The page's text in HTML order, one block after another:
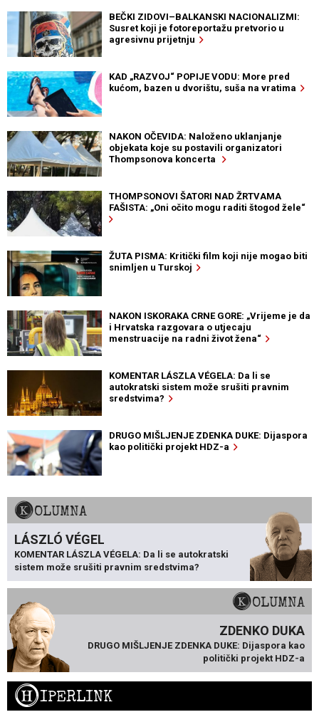
BEČKI ZIDOVI–BALKANSKI NACIONALIZMI:
Susret koji je fotoreportažu pretvorio u
agresivnu prijetnju
KAD „RAZVOJ“ POPIJE VODU: More pred
kućom, bazen u dvorištu, suša na vratima
NAKON OČEVIDA: Naloženo uklanjanje
objekata koje su postavili organizatori
Thompsonova koncerta
THOMPSONOVI ŠATORI NAD ŽRTVAMA
FAŠISTA: „Oni očito mogu raditi štogod žele“
ŽUTA PISMA: Kritički film koji nije mogao biti
snimljen u Turskoj
NAKON ISKORAKA CRNE GORE: „Vrijeme je da
i Hrvatska razgovara o utjecaju
menstruacije na radni život žena“
KOMENTAR LÁSZLA VÉGELA: Da li se
autokratski sistem može srušiti pravnim
sredstvima?
DRUGO MIŠLJENJE ZDENKA DUKE: Dijaspora
kao politički projekt HDZ-a
KOLUMNA
LÁSZLÓ VÉGEL
KOMENTAR LÁSZLA VÉGELA: Da li se autokratski
sistem može srušiti pravnim sredstvima?
KOLUMNA
ZDENKO DUKA
DRUGO MIŠLJENJE ZDENKA DUKE: Dijaspora kao
politički projekt HDZ-a
HIPERLINK